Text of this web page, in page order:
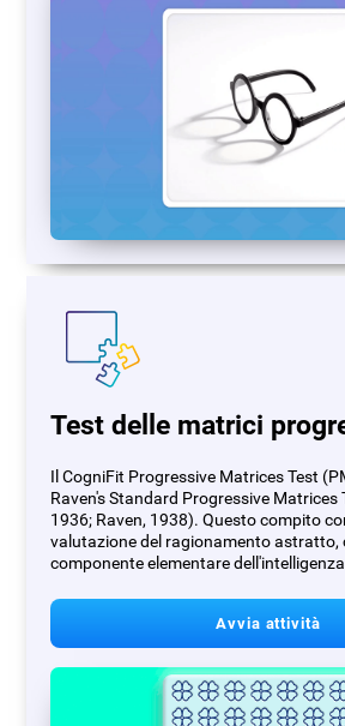
Test delle matrici
Il CogniFit Progressive Matrices Test
Raven's Standard Progressive Matrices
1936; Raven, 1938). Questo compito
valutazione del ragionamento astratto,
componente elementare
Avvia attività